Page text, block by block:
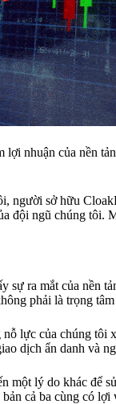
nhuận của nền
người sở hữu
đội ngũ chúng tôi.
sự ra mắt của nền
phải là trọng
lực của chúng tôi
dịch ẩn danh và
một lý do khác để
cả ba cùng có